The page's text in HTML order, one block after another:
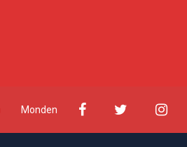
Monden